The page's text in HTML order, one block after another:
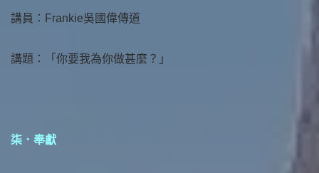
講員：Frankie吳國偉傳道
講題：「你要我為你做甚麼？」
柒．奉獻